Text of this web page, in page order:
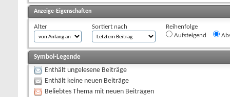
Anzeige-Eigenschaften
Alter Sortiert nach
Reihenfolge
Aufsteigend
Symbol-Legende
Enthält ungelesene Beiträge
Enthält keine neuen Beiträge
Beliebtes Thema mit neuen Beiträgen